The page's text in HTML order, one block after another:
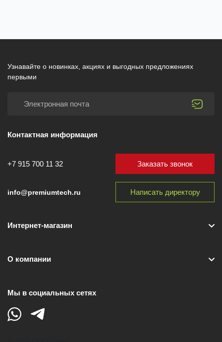
Узнавайте о новинках, акциях и выгодных предложениях
первыми
Контактная информация
+7 915 700 11 32
info@premiumtech.ru
Заказать звонок
Написать директору
Интернет-магазин
О компании
Мы в социальных сетях